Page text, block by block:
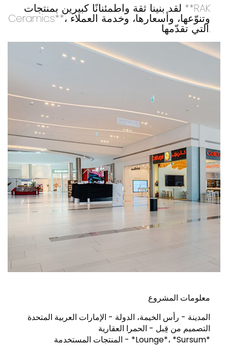
لقد بنينا ثقة واطمئنانًا كبيرين بمنتجات **RAK
Ceramics**، وتنوّعها، وأسعارها، وخدمة العملاء
التي تقدّمها.
معلومات المشروع
المدينة - رأس الخيمة، الدولة - الإمارات العربية المتحدة
التصميم من قِبل - الحمرا العقارية
المنتجات المستخدمة - *Lounge*، *Sursum*